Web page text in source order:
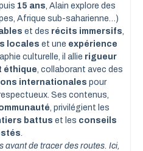
15 ans , Alain explore des
Afrique sub-saharienne…)
et des récits immersifs
locales et une expérience
culturelle, il allie rigueur
éthique , collaborant avec des
internationales pour
Ses contenus,
, privilégient les
battus et les conseils
avant de tracer des routes. Ici,